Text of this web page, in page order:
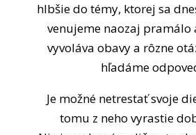
hlbšie do témy, ktorej sa
venujeme naozaj pramálo
vyvoláva obavy a rôzne
hľadáme
Je možné netrestať svoje
tomu z neho vyrastie